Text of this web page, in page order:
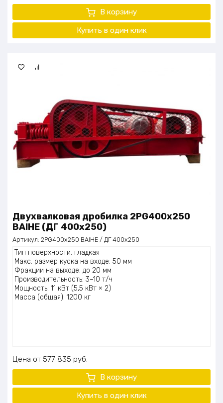
В корзину
Купить в один клик
Двухвалковая дробилка 2PG400x250
BAIHE (ДГ 400х250)
Артикул: 2PG400x250 BAIHE / ДГ 400х250
Тип поверхности: гладкая
Макс. размер куска на входе: 50 мм
Фракции на выходе: до 20 мм
Производительность: 3–10 т/ч
Мощность: 11 кВт (5,5 кВт × 2)
Масса (общая): 1200 кг
Цена 577 835 руб.
В корзину
Купить в один клик